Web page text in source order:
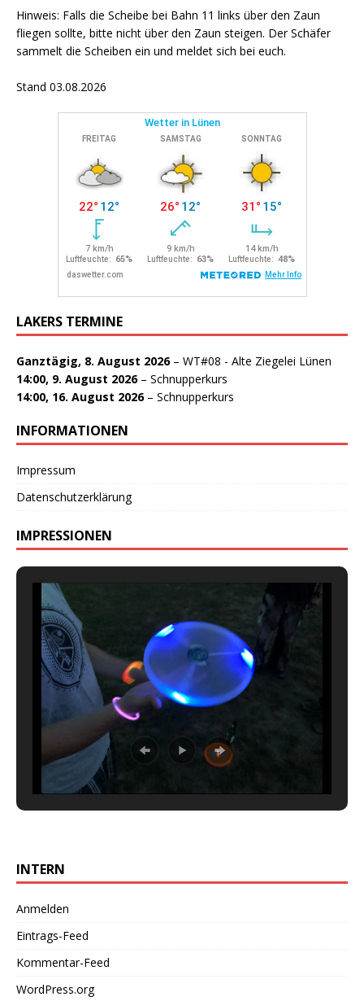
Hinweis: Falls die Scheibe bei Bahn 11 links über den Zaun
fliegen sollte, bitte nicht über den Zaun steigen. Der Schäfer
sammelt die Scheiben ein und meldet sich bei euch.
Stand 03.08.2026
LAKERS TERMINE
Ganztägig, 8. August 2026– WT#08 - Alte Ziegelei Lünen
14:00, 9. August 2026– Schnupperkurs
14:00, 16. August 2026– Schnupperkurs
INFORMATIONEN
Impressum
Datenschutzerklärung
IMPRESSIONEN
INTERN
Anmelden
Eintrags-Feed
Kommentar-Feed
WordPress.org